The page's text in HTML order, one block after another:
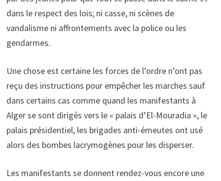
dans le respect des lois; ni casse, ni scènes de
vandalisme ni affrontements avec la police ou les
gendarmes.
Une chose est certaine les forces de l’ordre n’ont pas
reçu des instructions pour empêcher les marches sauf
dans certains cas comme quand les manifestants à
Alger se sont dirigés vers le « palais d’El-Mouradia », le
palais présidentiel, les brigades anti-émeutes ont usé
alors des bombes lacrymogènes pour les disperser.
Les manifestants se donnent rendez-vous encore une